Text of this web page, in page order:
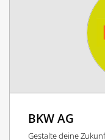
BKW AG
Gestalte deine